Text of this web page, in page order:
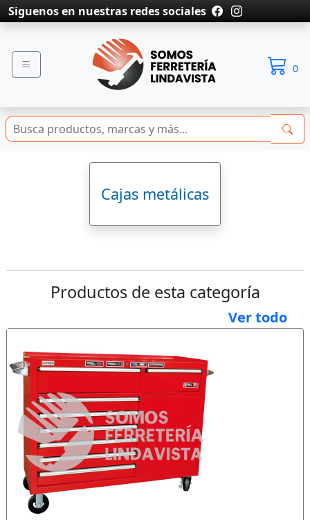
Siguenos en nuestras redes sociales
0
Cajas metálicas
Productos de esta categoría
Ver todo